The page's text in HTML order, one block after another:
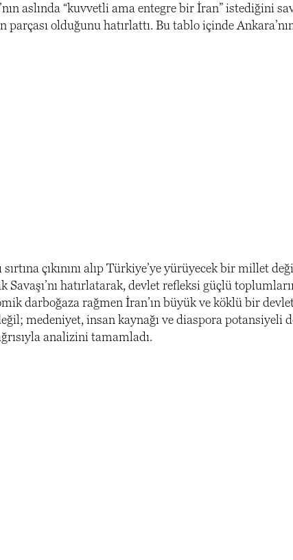
aslında “kuvvetli ama entegre bir İran” istediğini
olduğunu hatırlattı. Bu tablo içinde
çıkınını alıp Türkiye’ye yürüyecek bir millet
hatırlatarak, devlet refleksi güçlü
darboğaza rağmen İran’ın büyük ve köklü bir
medeniyet, insan kaynağı ve diaspora potansiyeli
analizini tamamladı.